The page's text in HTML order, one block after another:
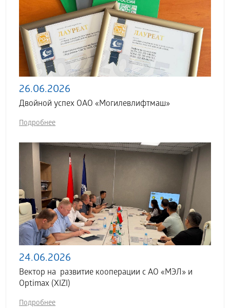
26.06.2026
Двойной успех ОАО «Могилевлифтмаш»
Подробнее
24.06.2026
Вектор на развитие кооперации с АО «МЭЛ» и
Optimax (XIZI)
Подробнее